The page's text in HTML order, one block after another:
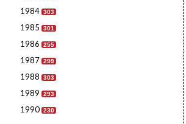
1984 303
1985 301
1986 255
1987 299
1988 303
1989 293
1990 230